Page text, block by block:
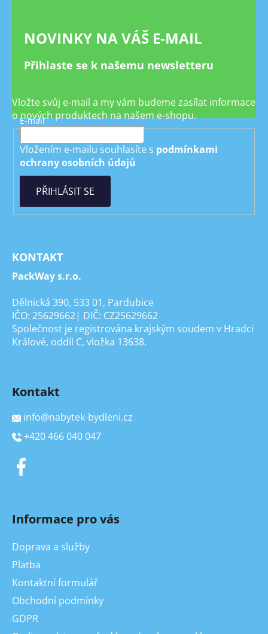
NOVINKY NA VÁŠ E-MAIL
Přihlaste se k našemu newsletteru
Vložte svůj e-mail a my vám budeme zasílat informace
o nových produktech na našem e-shopu.
E-mail
Vložením e-mailu souhlasíte s podmínkami
ochrany osobních údajů
PŘIHLÁSIT SE
KONTAKT
PackWay s.r.o.
Dělnická 390, 533 01, Pardubice
IČO: 25629662| DIČ: CZ25629662
Společnost je registrována krajským soudem v Hradci
Králové, oddíl C, vložka 13638.
Kontakt
info@nabytek-bydleni.cz
+420 466 040 047
Informace pro vás
Doprava a služby
Platba
Kontaktní formulář
Obchodní podmínky
GDPR